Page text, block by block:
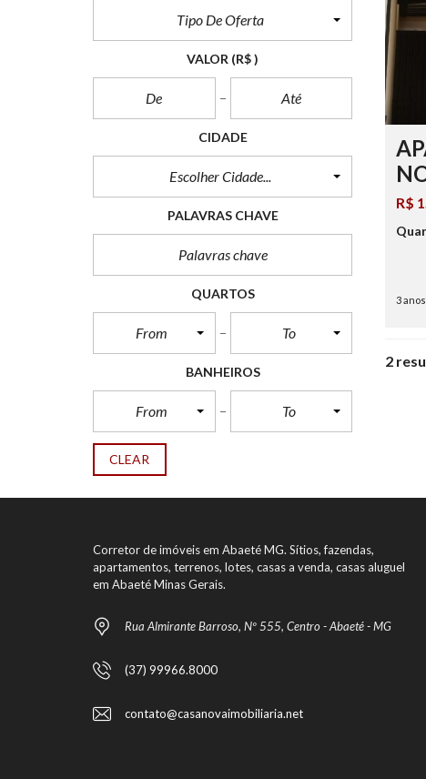
Tipo De Oferta
VALOR (R$ )
CIDADE
Escolher Cidade...
PALAVRAS CHAVE
QUARTOS
From To
BANHEIROS
From To
CLEAR
R$
3
2
Corretor de imóveis em Abaeté MG. Sítios, fazendas,
apartamentos, terrenos, lotes, casas a venda, casas aluguel
em Abaeté Minas Gerais.
Rua Almirante Barroso, Nº 555, Centro - Abaeté - MG
(37) 99966.8000
contato@casanovaimobiliaria.net